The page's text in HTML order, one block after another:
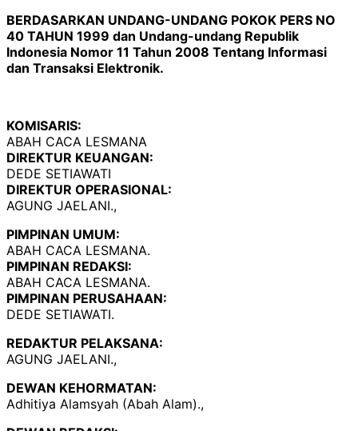
BERDASARKAN UNDANG-UNDANG POKOK PERS NO
40 TAHUN 1999 dan Undang-undang Republik
Indonesia Nomor 11 Tahun 2008 Tentang Informasi
dan Transaksi Elektronik.
KOMISARIS:
ABAH CACA LESMANA
DIREKTUR KEUANGAN:
DEDE SETIAWATI
DIREKTUR OPERASIONAL:
AGUNG JAELANI.,
PIMPINAN UMUM:
ABAH CACA LESMANA.
PIMPINAN REDAKSI:
ABAH CACA LESMANA.
PIMPINAN PERUSAHAAN:
DEDE SETIAWATI.
REDAKTUR PELAKSANA:
AGUNG JAELANI.,
DEWAN KEHORMATAN:
Adhitiya Alamsyah (Abah Alam).,